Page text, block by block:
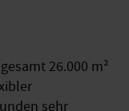
26.000 m²
sehr